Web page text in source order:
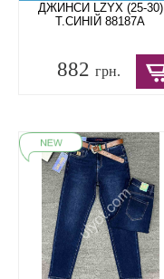
ДЖИНСИ LZYX (25-30)
Т.СИНІЙ 88187A
882 грн.